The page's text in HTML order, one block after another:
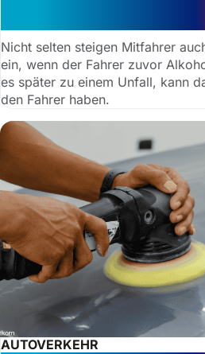
Nicht selten steigen Mitfahrer
ein, wenn der Fahrer zuvor
es später zu einem Unfall, kann
den Fahrer haben.
AUTOVERKEHR